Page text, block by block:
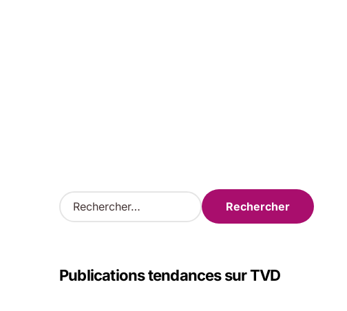
R
e
rPublications tendances sur TVD